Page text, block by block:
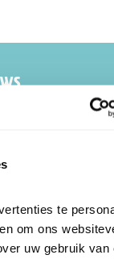
te
om ons
uw gebruik van
van
over